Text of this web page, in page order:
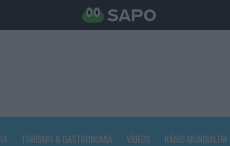
TURISMO & GASTRONOMIA VÍDEOS RÁDIO MUNDIALFM